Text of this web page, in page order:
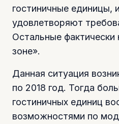
гостиничные единицы,
удовлетворяют
Остальные фактически
зоне».
Данная ситуация
по 2018 год. Тогда
гостиничных единиц
возможностями по